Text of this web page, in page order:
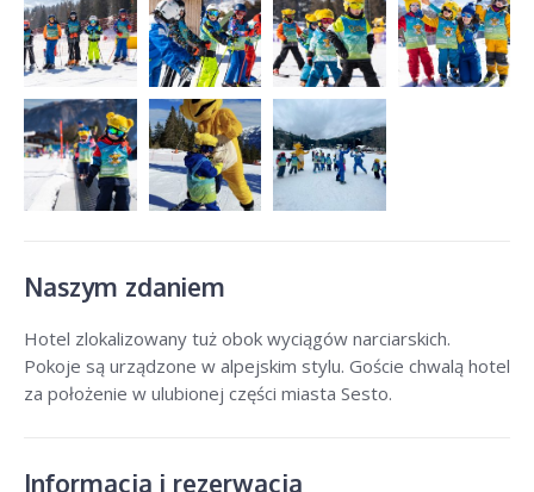
Naszym zdaniem
Hotel zlokalizowany tuż obok wyciągów narciarskich.
Pokoje są urządzone w alpejskim stylu. Goście chwalą hotel
za położenie w ulubionej części miasta Sesto.
Informacja i rezerwacja